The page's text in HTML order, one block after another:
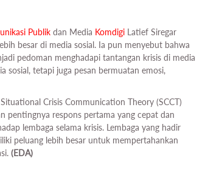
Publik dan Media Komdigi Latief Siregar
besar di media sosial. Ia pun menyebut bahwa
pedoman menghadapi tantangan krisis di media
sosial, tetapi juga pesan bermuatan emosi,
Crisis Communication Theory (SCCT)
pentingnya respons pertama yang cepat dan
lembaga selama krisis. Lembaga yang hadir
peluang lebih besar untuk mempertahankan
(EDA)